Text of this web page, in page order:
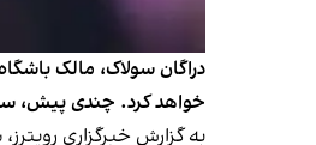
دراگان سولاک، مالک
خواهد کرد. چندی پیش،